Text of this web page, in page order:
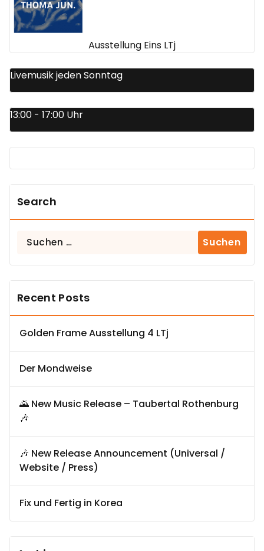
Ausstellung Eins LTj
Livemusik jeden Sonntag
13:00 - 17:00 Uhr
Search
Suchen
Recent Posts
Golden Frame Ausstellung 4 LTj
Der Mondweise
🌄 New Music Release – Taubertal Rothenburg
🎶
🎶 New Release Announcement (Universal /
Website / Press)
Fix und Fertig in Korea